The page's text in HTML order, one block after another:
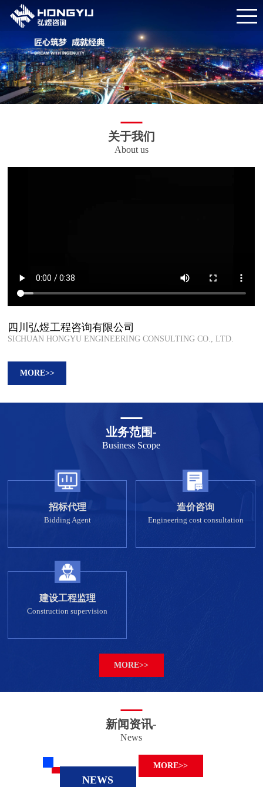
关于我们
About us
四川弘煜工程咨询有限公司
SICHUAN HONGYU ENGINEERING CONSULTING CO., LTD.
MORE>>
业务范围-
Business Scope
招标代理
Bidding Agent
造价咨询
Engineering cost consultation
建设工程监理
Construction supervision
MORE>>
新闻资讯-
News
NEWS
MORE>>